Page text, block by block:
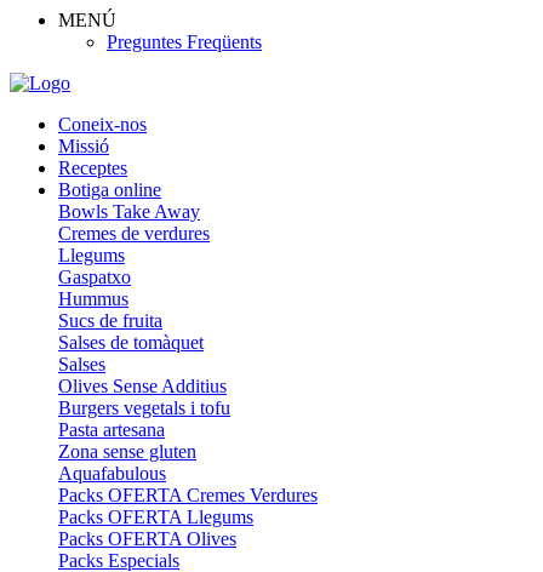
MENÚ
Preguntes Freqüents
Coneix-nos
Missió
Receptes
Botiga online
Bowls Take Away
Cremes de verdures
Llegums
Gaspatxo
Hummus
Sucs de fruita
Salses de tomàquet
Salses
Olives Sense Additius
Burgers vegetals i tofu
Pasta artesana
Zona sense gluten
Aquafabulous
Packs OFERTA Cremes Verdures
Packs OFERTA Llegums
Packs OFERTA Olives
Packs Especials